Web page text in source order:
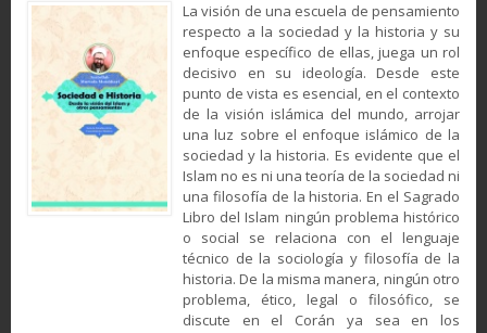
La visión de una escuela de pensamiento
respecto a la sociedad y la historia y su
enfoque específico de ellas, juega un rol
decisivo en su ideología. Desde este
punto de vista es esencial, en el contexto
de la visión islámica del mundo, arrojar
una luz sobre el enfoque islámico de la
sociedad y la historia. Es evidente que el
Islam no es ni una teoría de la sociedad ni
una filosofía de la historia. En el Sagrado
Libro del Islam ningún problema histórico
o social se relaciona con el lenguaje
técnico de la sociología y filosofía de la
historia. De la misma manera, ningún otro
problema, ético, legal o filosófico, se
discute en el Corán ya sea en los